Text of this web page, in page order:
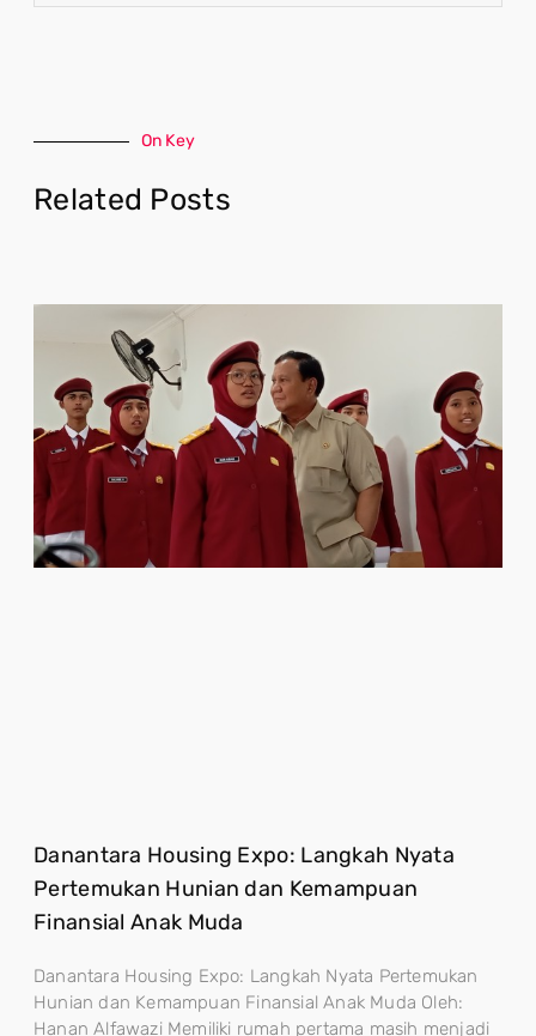
On Key
Related Posts
Danantara Housing Expo: Langkah Nyata
Pertemukan Hunian dan Kemampuan
Finansial Anak Muda
Danantara Housing Expo: Langkah Nyata Pertemukan
Hunian dan Kemampuan Finansial Anak Muda Oleh:
Hanan Alfawazi Memiliki rumah pertama masih menjadi